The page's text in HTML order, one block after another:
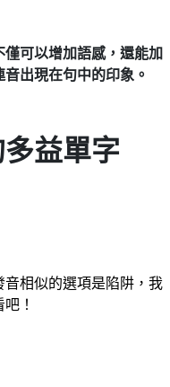
可以增加語感，還能加
出現在句中的印象。
益單字
相似的選項是陷阱，我
！